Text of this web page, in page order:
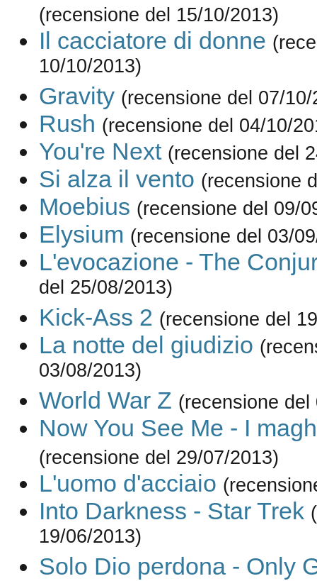
(recensione del 15/10/2013)
Il cacciatore di donne
10/10/2013)
Gravity (recensione del 07/10/
Rush (recensione del 04/10/
You're Next (recensione del
Si alza il vento (recensione
Moebius (recensione del 09/
Elysium (recensione del 03/
L'evocazione - The
del 25/08/2013)
Kick-Ass 2 (recensione del
La notte del giudizio
03/08/2013)
World War Z (recensione del
Now You See Me - I
(recensione del 29/07/2013)
L'uomo d'acciaio
Into Darkness - Star Trek
19/06/2013)
Solo Dio perdona - Only